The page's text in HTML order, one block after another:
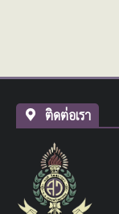
ติดต่อเรา